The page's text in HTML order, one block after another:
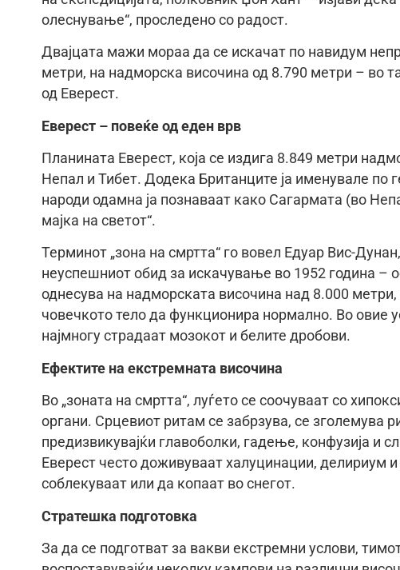
олеснување“, проследено со радост.
Двајцата мажи мораа да се искачат по навидум
метри, на надморска височина од 8.790 метри – во
од Еверест.
Еверест – повеќе од еден врв
Планината Еверест, која се издига 8.849 метри
Непал и Тибет. Додека Британците ја именувале по
народи одамна ја познаваат како Сагармата (во
мајка на светот“.
Терминот „зона на смртта“ го вовел Едуар Вис-
неуспешниот обид за искачување во 1952 година –
однесува на надморската височина над 8.000
човечкото тело да функционира нормално. Во овие
најмногу страдаат мозокот и белите дробови.
Ефектите на екстремната височина
Во „зоната на смртта“, луѓето се соочуваат со
органи. Срцевиот ритам се забрзува, се зголемува
предизвикувајќи главоболки, гадење, конфузија и
Еверест често доживуваат халуцинации, делириум
соблекуваат или да копаат во снегот.
Стратешка подготовка
За да се подготват за вакви екстремни услови,